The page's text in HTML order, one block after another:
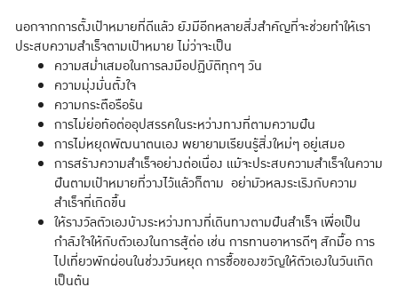
นอกจากการตั้งเป้าหมายที่ดีแล้ว ยังมีอีกหลายสิ่งสำคัญที่จะช่วยทำให้เรา
ประสบความสำเร็จตามเป้าหมาย ไม่ว่าจะเป็น
ความสม่ำเสมอในการลงมือปฏิบัติทุกๆ วัน
ความมุ่งมั่นตั้งใจ
ความกระตือรือร้น
การไม่ย่อท้อต่ออุปสรรคในระหว่างทางที่ตามความฝัน
การไม่หยุดพัฒนาตนเอง พยายามเรียนรู้สิ่งใหม่ๆ อยู่เสมอ
การสร้างความสำเร็จอย่างต่อเนื่อง แม้จะประสบความสำเร็จในความ
ฝันตามเป้าหมายที่วางไว้แล้วก็ตาม อย่ามัวหลงระเริงกับความ
สำเร็จที่เกิดขึ้น
ให้รางวัลตัวเองบ้างระหว่างทางที่เดินทางตามฝันสำเร็จ เพื่อเป็น
กำลังใจให้กับตัวเองในการสู้ต่อ เช่น การทานอาหารดีๆ สักมื้อ การ
ไปเที่ยวพักผ่อนในช่วงวันหยุด การซื้อของขวัญให้ตัวเองในวันเกิด
เป็นต้น